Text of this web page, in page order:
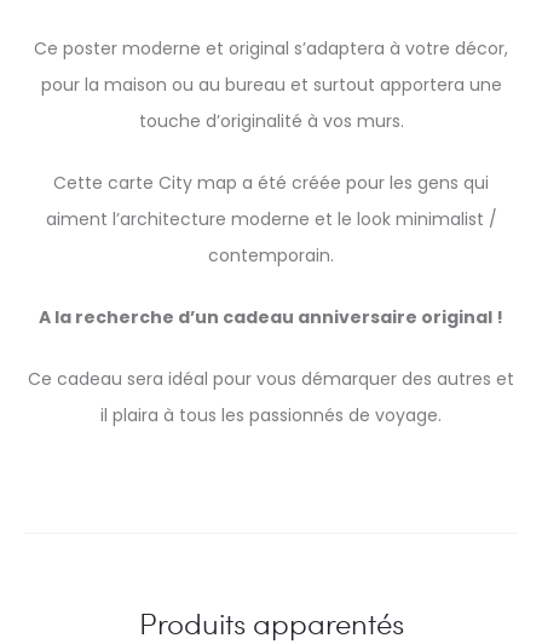
Ce poster moderne et original s’adaptera à votre décor,
pour la maison ou au bureau et surtout apportera une
touche d’originalité à vos murs.
Cette carte City map a été créée pour les gens qui
aiment l’architecture moderne et le look minimalist /
contemporain.
A la recherche d’un cadeau anniversaire original !
Ce cadeau sera idéal pour vous démarquer des autres et
il plaira à tous les passionnés de voyage.
Produits apparentés